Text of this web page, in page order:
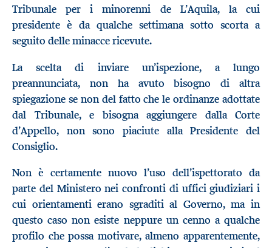
Tribunale per i minorenni de L’Aquila, la cui
presidente è da qualche settimana sotto scorta a
seguito delle minacce ricevute.
La scelta di inviare un’ispezione, a lungo
preannunciata, non ha avuto bisogno di altra
spiegazione se non del fatto che le ordinanze adottate
dal Tribunale, e bisogna aggiungere dalla Corte
d’Appello, non sono piaciute alla Presidente del
Consiglio.
Non è certamente nuovo l’uso dell’ispettorato da
parte del Ministero nei confronti di uffici giudiziari i
cui orientamenti erano sgraditi al Governo, ma in
questo caso non esiste neppure un cenno a qualche
profilo che possa motivare, almeno apparentemente,